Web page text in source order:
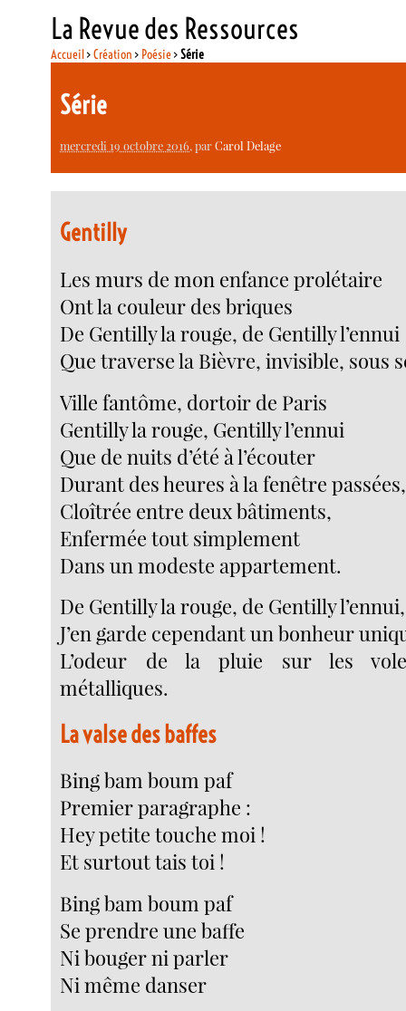
La Revue des Ressources
Accueil>Création > Poésie>Série
Série
mercredi 19 octobre 2016, parCarol Delage
Gentilly
Les murs de mon enfance prolétaire
Ont la couleur des briques
De Gentilly la rouge, de Gentilly l’ennui
Que traverse la Bièvre, invisible, sous
Ville fantôme, dortoir de Paris
Gentilly la rouge, Gentilly l’ennui
Que de nuits d’été à l’écouter
Durant des heures à la fenêtre passées,
Cloîtrée entre deux bâtiments,
Enfermée tout simplement
Dans un modeste appartement.
De Gentilly la rouge, de Gentilly l’ennui,
J’en garde cependant un bonheur
L’odeur de la pluie sur les
métalliques.
La valse des baffes
Bing bam boum paf
Premier paragraphe :
Hey petite touche moi !
Et surtout tais toi !
Bing bam boum paf
Se prendre une baffe
Ni bouger ni parler
Ni même danser